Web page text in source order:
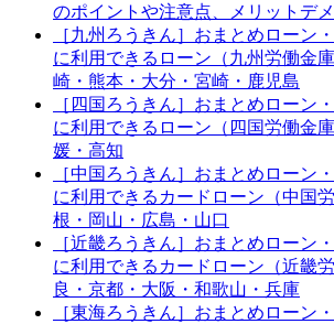
のポイントや注意点、メリットデ
［九州ろうきん］おまとめローン
に利用できるローン（九州労働金
崎・熊本・大分・宮崎・鹿児島
［四国ろうきん］おまとめローン
に利用できるローン（四国労働金
媛・高知
［中国ろうきん］おまとめローン
に利用できるカードローン（中国
根・岡山・広島・山口
［近畿ろうきん］おまとめローン
に利用できるカードローン（近畿
良・京都・大阪・和歌山・兵庫
［東海ろうきん］おまとめローン